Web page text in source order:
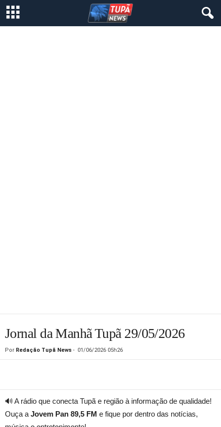
Jornal da Manhã Tupã 29/05/2026
Por Redação Tupã News - 01/06/2026 05h26
🔊 A rádio que conecta Tupã e região à informação de qualidade!
Ouça a Jovem Pan 89,5 FM e fique por dentro das notícias,